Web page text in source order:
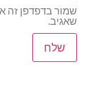
שמור בדפדפן זה
שאגיב.